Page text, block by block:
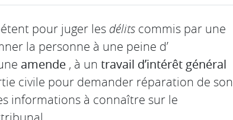
pour juger les délits commis par une
la personne à une peine d’
amende , à un travail d’intérêt général
civile pour demander réparation de son
informations à connaître sur le